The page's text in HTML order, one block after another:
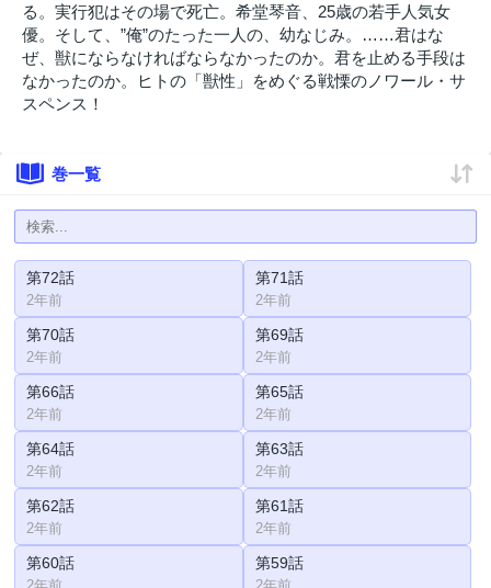
る。実行犯はその場で死亡。希堂琴音、25歳の若手人気女
優。そして、”俺”のたった一人の、幼なじみ。……君はな
ぜ、獣にならなければならなかったのか。君を止める手段は
なかったのか。ヒトの「獣性」をめぐる戦慄のノワール・サ
スペンス！
巻一覧
第72話
2年前
第71話
2年前
第70話
2年前
第69話
2年前
第66話
2年前
第65話
2年前
第64話
2年前
第63話
2年前
第62話
2年前
第61話
2年前
第60話 第59話